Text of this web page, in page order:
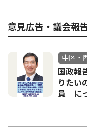
意見広告・議会報
中区・
国政報
りた
員 に